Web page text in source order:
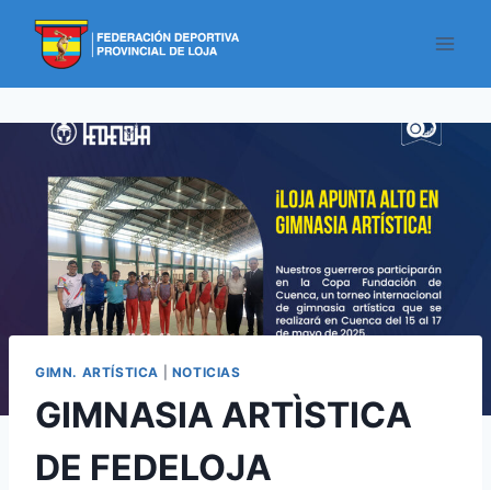
GIMN. ARTÍSTICA NOTICIAS
GIMNASIA ARTÌSTICA
DE FEDELOJA